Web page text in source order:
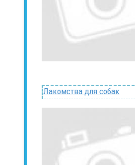
Лакомства для собак